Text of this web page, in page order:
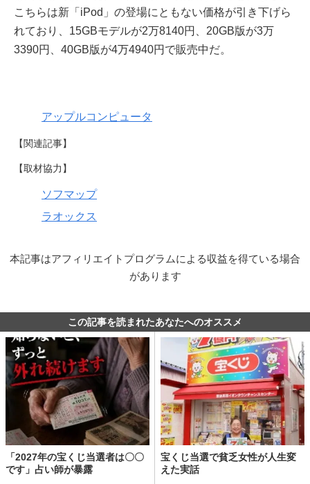
こちらは新「iPod」の登場にともない価格が引き下げら
れており、15GBモデルが2万8140円、20GB版が3万
3390円、40GB版が4万4940円で販売中だ。
アップルコンピュータ
【関連記事】
【取材協力】
ソフマップ
ラオックス
本記事はアフィリエイトプログラムによる収益を得ている場合
があります
この記事を読まれたあなたへのオススメ
「2027年の宝くじ当選者は〇〇
です」占い師が暴露
宝くじ当選で貧乏女性が人生変
えた実話